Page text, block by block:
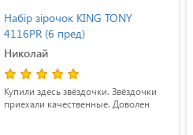
Набір зірочок KING TONY
4116PR (6 пред)
Николай
Купили здесь звёздочки. Звёздочки
приехали качественные. Доволен